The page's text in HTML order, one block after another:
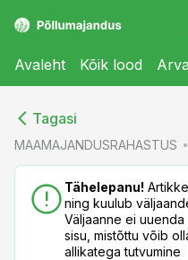
Avaleht Kõik lood
Tagasi
MAAMAJANDUSRAHASTUS
Tähelepanu!
ning kuulub
Väljaanne ei
sisu, mistõttu võib
allikatega tutvumine